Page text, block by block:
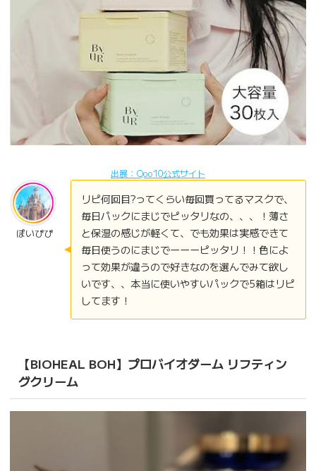
出展：Qoo10公式サイト
ぽいぴぴ
リピ何回目?ってくらい毎回買ってるマスクで、
毎日パックにまじでピッタリなの、、、！薄さ
と保湿の感じが軽くて、でも効果は実感できて
毎日使うのにまじでーーーピッタリ！！色によ
って効果が違うので好きなのを選んでみて欲し
いです、、本当に使いやすいパックで5箱はリピ
してます！
【BIOHEAL BOH】プロバイオダーム リフティン
グクリーム